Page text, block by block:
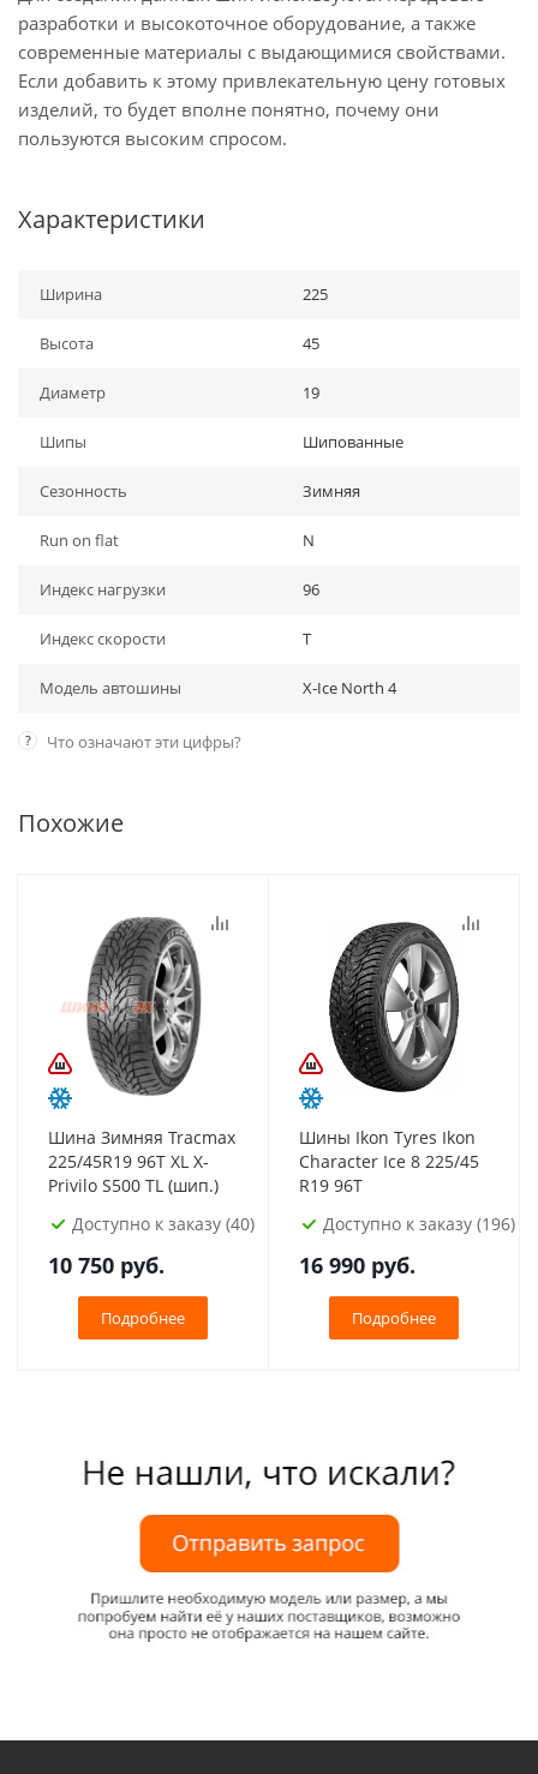
разработки и высокоточное оборудование, а также
современные материалы с выдающимися свойствами.
Если добавить к этому привлекательную цену готовых
изделий, то будет вполне понятно, почему они
пользуются высоким спросом.
Характеристики
Ширина 225
Высота 45
Диаметр 19
Шипы Шипованные
Сезонность Зимняя
Run on flat N
Индекс нагрузки 96
Индекс скорости T
Модель автошины X-Ice North 4
? Что означают эти цифры?
Похожие
Шина Зимняя Tracmax
225/45R19 96T XL X-
Privilo S500 TL (шип.)
Доступно к заказу (40)
10 750 руб.
Подробнее
Шины Ikon Tyres Ikon
Character Ice 8 225/45
R19 96T
Доступно к заказу (196)
16 990 руб.
Подробнее